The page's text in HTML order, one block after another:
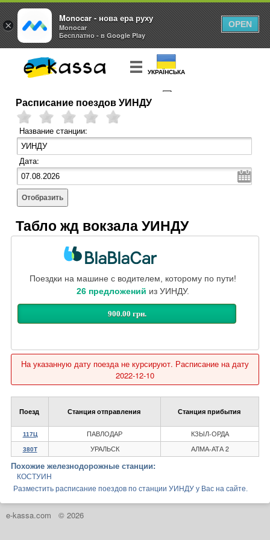
УКРАЇНСЬКА
КУПИТЬ
Расписание поездов УИНДУ
Название станции:
Дата:
Отобразить
Табло жд вокзала УИНДУ
Поездки на машине с водителем, которому по пути!
26 предложений из УИНДУ.
900.00 грн.
На указанную дату поезда не курсируют. Расписание на дату
2022-12-10
Поезд Станция отправления Станция прибытия
117Ц ПАВЛОДАР КЗЫЛ-ОРДА
380Т УРАЛЬСК АЛМА-АТА 2
Похожие железнодорожные станции:
КОСТУИН
Разместить расписание поездов по станции УИНДУ у Вас на сайте.
e-kassa.com © 2026
×
Monocar - нова ера руху
Monocar
Бесплатно - в Google Play
OPEN